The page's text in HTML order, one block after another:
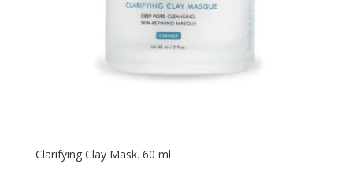
Clarifying Clay Mask. 60 ml